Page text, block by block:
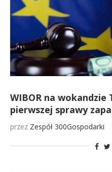
WIBOR na wokandzie
pierwszej sprawy
przez Zespół 300Gospodarki